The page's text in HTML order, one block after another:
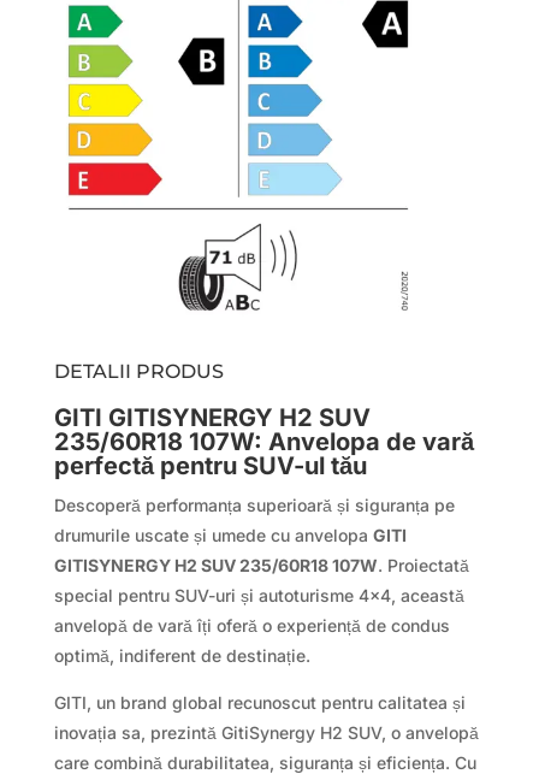
DETALII PRODUS
GITI GITISYNERGY H2 SUV
235/60R18 107W: Anvelopa de vară
perfectă pentru SUV-ul tău
Descoperă performanța superioară și siguranța pe
drumurile uscate și umede cu anvelopa GITI
GITISYNERGY H2 SUV 235/60R18 107W. Proiectată
special pentru SUV-uri și autoturisme 4×4, această
anvelopă de vară îți oferă o experiență de condus
optimă, indiferent de destinație.
GITI, un brand global recunoscut pentru calitatea și
inovația sa, prezintă GitiSynergy H2 SUV, o anvelopă
care combină durabilitatea, siguranța și eficiența. Cu